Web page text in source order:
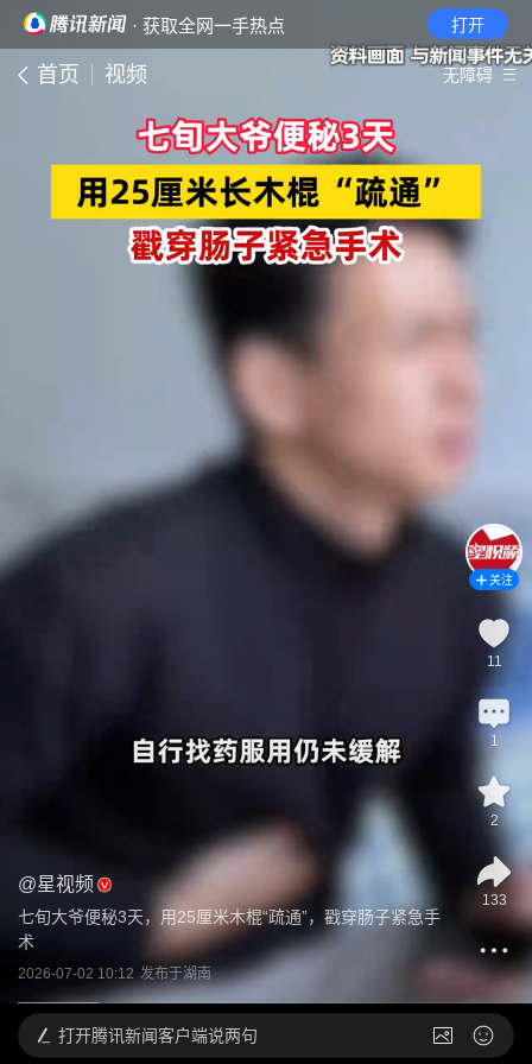
· 获取全网一手热点 打开
首页 视频 无障碍
@星视频
七旬大爷便秘3天，用25厘米木棍“疏通”，戳穿肠子紧急手
术
2026-07-02 10:12 发布于湖南
关注
11
1
2
133
打开腾讯新闻客户端说两句